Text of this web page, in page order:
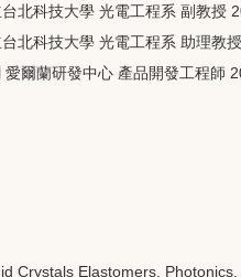
台北科技大學 光電工程系 副教授
台北科技大學 光電工程系 助理教
愛爾蘭研發中心 產品開發工程師
Crystals Elastomers,